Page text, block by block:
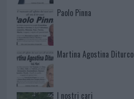
Paolo Pinna
Martina Agostina Diturco
I nostri cari